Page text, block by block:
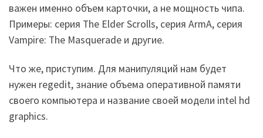
важен именно объем карточки, а не мощность чипа.
Примеры: серия The Elder Scrolls, серия ArmA, серия
Vampire: The Masquerade и другие.
Что же, приступим. Для манипуляций нам будет
нужен regedit, знание объема оперативной памяти
своего компьютера и название своей модели intel hd
graphics.